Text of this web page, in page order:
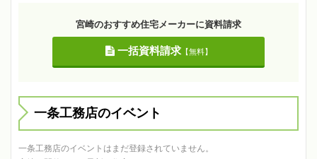
宮崎のおすすめ住宅メーカーに資料請求
一括資料請求【無料】
一条工務店のイベント
一条工務店のイベントはまだ登録されていません。